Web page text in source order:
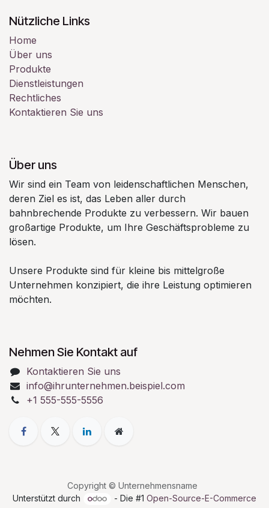
Nützliche Links
Home
Über uns
Produkte
Dienstleistungen
Rechtliches
Kontaktieren Sie uns
Über uns
Wir sind ein Team von leidenschaftlichen Menschen,
deren Ziel es ist, das Leben aller durch
bahnbrechende Produkte zu verbessern. Wir bauen
großartige Produkte, um Ihre Geschäftsprobleme zu
lösen.
Unsere Produkte sind für kleine bis mittelgroße
Unternehmen konzipiert, die ihre Leistung optimieren
möchten.
Nehmen Sie Kontakt auf
Kontaktieren Sie uns
info@ihrunternehmen.beispiel.com
+1 555-555-5556
Copyright © Unternehmensname
Unterstützt durch
- Die #1Open-Source-E-Commerce